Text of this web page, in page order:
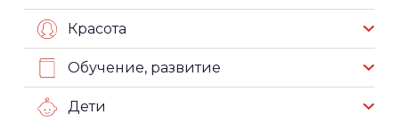
Красота
Обучение, развитие
Дети